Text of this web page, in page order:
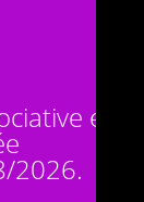
est
2026.